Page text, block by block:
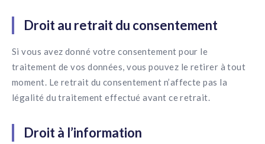
Droit au retrait du consentement
Si vous avez donné votre consentement pour le
traitement de vos données, vous pouvez le retirer à tout
moment. Le retrait du consentement n’affecte pas la
légalité du traitement effectué avant ce retrait.
Droit à l’information